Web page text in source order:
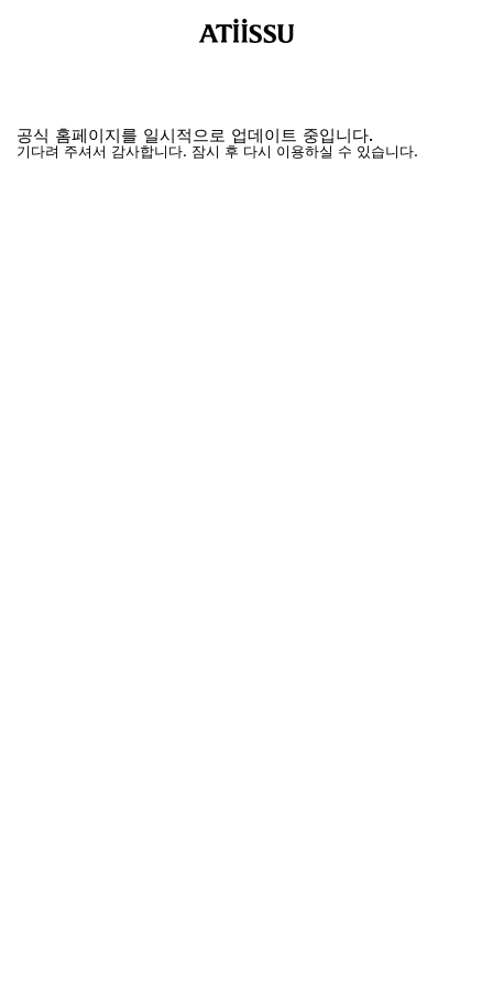
공식 홈페이지를 일시적으로 업데이트 중입니다.
기다려 주셔서 감사합니다. 잠시 후 다시 이용하실 수 있습니다.